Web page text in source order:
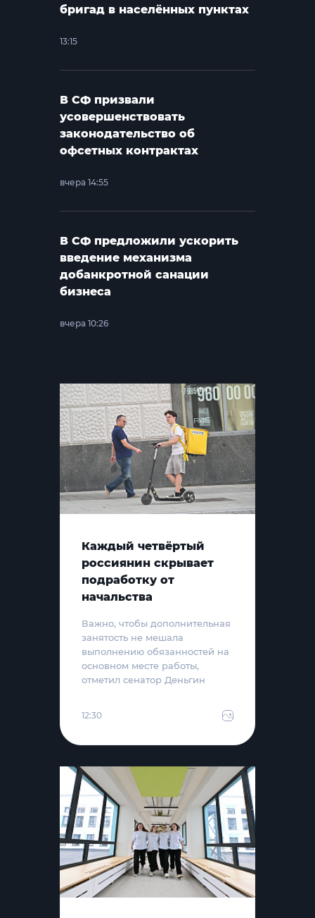
бригад в населённых пунктах
13:15
В СФ призвали
усовершенствовать
законодательство об
офсетных контрактах
вчера 14:55
В СФ предложили ускорить
введение механизма
добанкротной санации
бизнеса
вчера 10:26
Каждый четвёртый
россиянин скрывает
подработку от
начальства
Важно, чтобы дополнительная
занятость не мешала
выполнению обязанностей на
основном месте работы,
отметил сенатор Деньгин
12:30